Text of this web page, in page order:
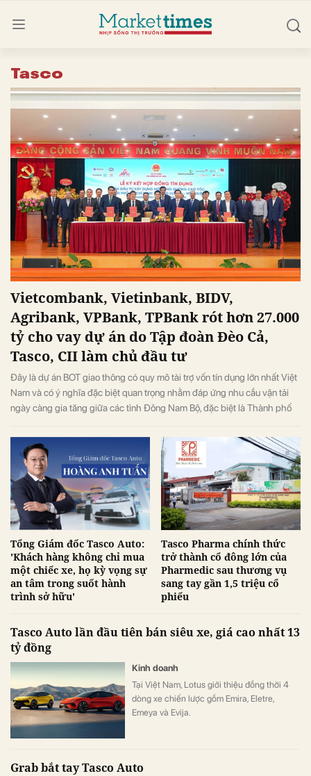
Tasco
Vietcombank, Vietinbank, BIDV,
Agribank, VPBank, TPBank rót hơn 27.000
tỷ cho vay dự án do Tập đoàn Đèo Cả,
Tasco, CII làm chủ đầu tư
Đây là dự án BOT giao thông có quy mô tài trợ vốn tín dụng lớn nhất Việt
Nam và có ý nghĩa đặc biệt quan trọng nhằm đáp ứng nhu cầu vận tải
ngày càng gia tăng giữa các tỉnh Đông Nam Bộ, đặc biệt là Thành phố
lưới giao thông trục dọc quốc gia.
Tổng Giám đốc Tasco Auto:
'Khách hàng không chỉ mua
một chiếc xe, họ kỳ vọng sự
an tâm trong suốt hành
trình sở hữu'
Tasco Pharma chính thức
trở thành cổ đông lớn của
Pharmedic sau thương vụ
sang tay gần 1,5 triệu cổ
phiếu
Tasco Auto lần đầu tiên bán siêu xe, giá cao nhất 13
tỷ đồng
Kinh doanh
Tại Việt Nam, Lotus giới thiệu đồng thời 4
dòng xe chiến lược gồm Emira, Eletre,
Emeya và Evija.
Grab bắt tay Tasco Auto